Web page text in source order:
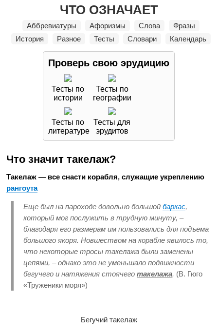
ЧТО ОЗНАЧАЕТ
Аббревиатуры Афоризмы Слова
Фразы
История
Разное Тесты Словари Календарь
Проверь свою эрудицию
Тесты по
истории
Тесты по
географии
Тесты по
литературе
Тесты для
эрудитов
Что значит такелаж?
Такелаж — все снасти корабля, служащие укреплению
рангоута
Еще был на пароходе довольно большойбаркас,
который мог послужить в трудную минуту, –
благодаря его размерам им пользовались для подъема
большого якоря. Новшеством на корабле явилось то,
что некоторые тросы такелажа были заменены
цепями, – однако это не уменьшало подвижности
бегучего и натяжения стоячеготакелажа. (В. Гюго
«Труженики моря»)
Бегучий такелаж